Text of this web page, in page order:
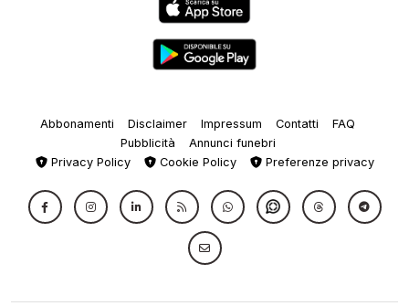
Abbonamenti Disclaimer Impressum Contatti
FAQ
Pubblicità
Annunci funebri
Privacy Policy
Cookie Policy Preferenze privacy